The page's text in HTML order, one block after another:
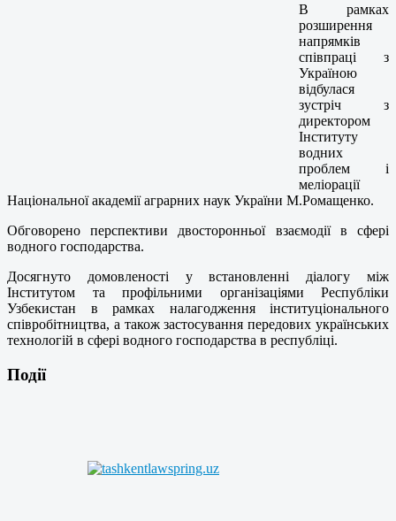
В рамках
розширення
напрямків
співпраці з
Україною
відбулася
зустріч з
директором
Інституту
водних
проблем і
меліорації
Національної академії аграрних наук України М.Ромащенко.
Обговорено перспективи двосторонньої взаємодії в сфері
водного господарства.
Досягнуто домовленості у встановленні діалогу між
Інститутом та профільними організаціями Республіки
Узбекистан в рамках налагодження інституціонального
співробітництва, а також застосування передових українських
технологій в сфері водного господарства в республіці.
Події